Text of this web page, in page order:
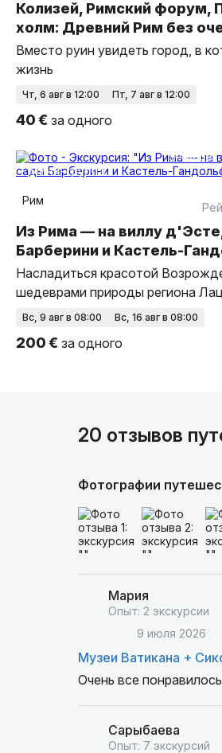
Колизей, Римский форум,
холм: Древний Рим без
Вместо руин увидеть город, в
жизнь
чт, 6 авг в 12:00 пт, 7 авг в 12:00
40 € за одного
9 часов
Мини-группа
Рим
Из Рима — на виллу
Барберини и Кастель-
Насладиться красотой
шедеврами природы региона
вс, 9 авг в 08:00 вс, 16 авг в 08:00
200 € за одного
20 отзывов
Фотографии
Мария
Опыт: 2 экскурсии
9 июля 2026
Музеи Ватикана +
Очень все
Сарыбаева
Опыт: 7 экскурсий